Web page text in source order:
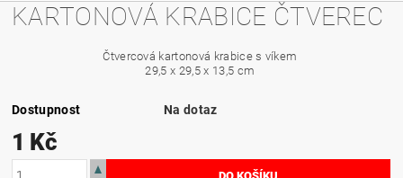
KARTONOVÁ KRABICE ČTVEREC
Čtvercová kartonová krabice s víkem
29,5 x 29,5 x 13,5 cm
Dostupnost Na dotaz
1 Kč